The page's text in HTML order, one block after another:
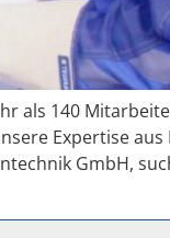
als 140
Expertise
GmbH,